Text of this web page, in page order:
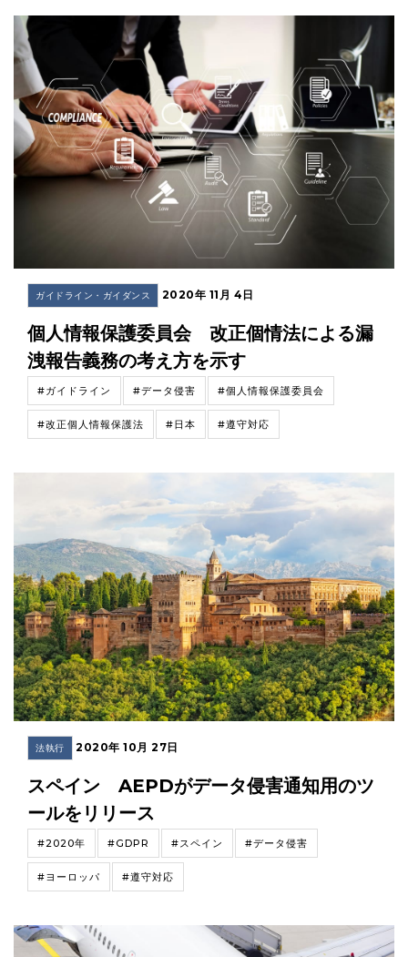
ガイドライン・ガイダンス 2020年 11月 4日
個人情報保護委員会 改正個情法による漏
洩報告義務の考え方を示す
#ガイドライン #データ侵害 #個人情報保護委員会
#改正個人情報保護法 #日本 #遵守対応
法執行 2020年 10月 27日
スペイン AEPDがデータ侵害通知用のツ
ールをリリース
#2020年 #GDPR #スペイン #データ侵害
#ヨーロッパ #遵守対応